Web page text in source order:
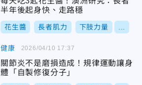
半年後起身快、走路穩
花生醬 長者肌力 下肢力量
健康
關節炎不是磨損造成！規律運動讓身
體「自製修復分子」
2026/04/10 17:37